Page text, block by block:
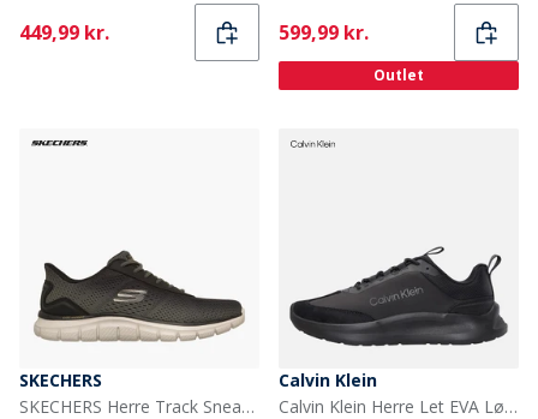
Current
449,99 kr. Current
599,99 kr.
Outlet
SKECHERS
SKECHERS Herre Track Sneakers Olive
Calvin Klein
Calvin Klein Herre Let EVA Løbesko Triple Black